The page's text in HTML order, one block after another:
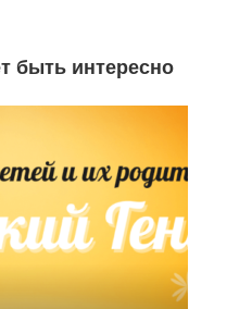
быть интересно